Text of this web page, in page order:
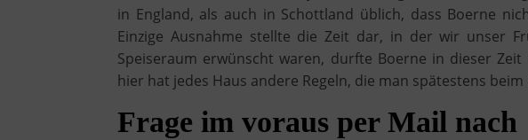
in England, als auch in Schottland üblich, dass Boerne
Einzige Ausnahme stellte die Zeit dar, in der wir unser
Speiseraum erwünscht waren, durfte Boerne in dieser
hier hat jedes Haus andere Regeln, die man spätestens
Frage im voraus per Mail nach